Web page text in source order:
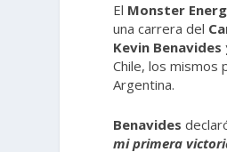
El Monster
una carrera del
Kevin Benavides
Chile, los mismos
Argentina.
Benavides
mi primera